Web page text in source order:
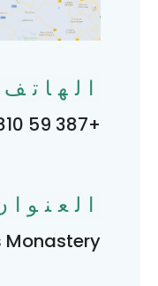
الهاتف
+387 59 246-810
Monastery